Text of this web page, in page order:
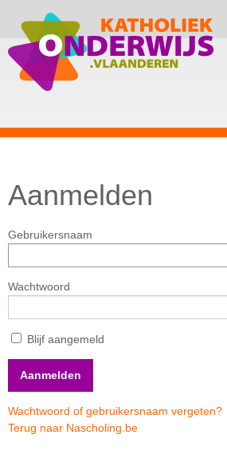
Aanmelden
Gebruikersnaam
Wachtwoord
Blijf aangemeld
Wachtwoord of gebruikersnaam vergeten?
Terug naar Nascholing.be